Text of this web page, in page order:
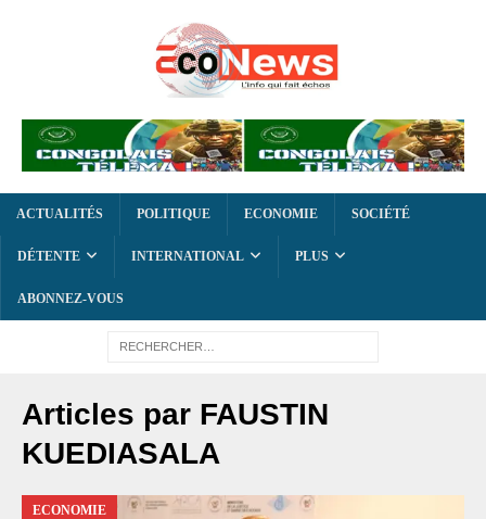
ACTUALITÉS POLITIQUE ECONOMIE SOCIÉTÉ
DÉTENTE INTERNATIONAL PLUS
ABONNEZ-VOUS
Articles par FAUSTIN
KUEDIASALA
ECONOMIE